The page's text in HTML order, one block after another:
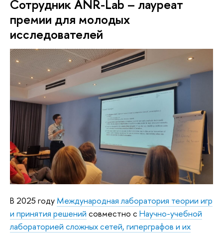
Сотрудник ANR-Lab – лауреат
премии для молодых
исследователей
В 2025 году Международная лаборатория теории игр
и принятия решений совместно с Научно-учебной
лабораторией сложных сетей, гиперграфов и их